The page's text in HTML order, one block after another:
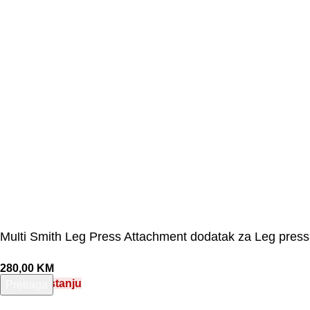
Multi Smith Leg Press Attachment dodatak za Leg press
280,00 KM
Nema na stanju